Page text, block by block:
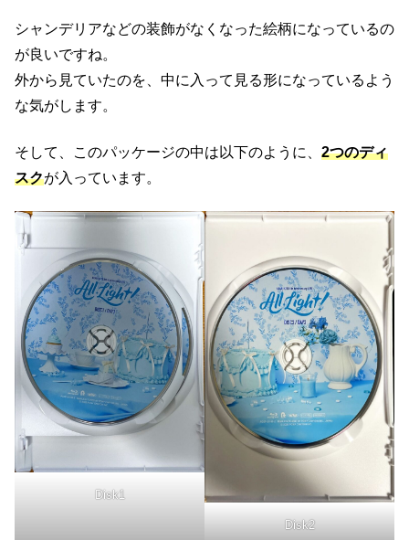
シャンデリアなどの装飾がなくなった絵柄になっているの
が良いですね。
外から見ていたのを、中に入って見る形になっているよう
な気がします。
そして、このパッケージの中は以下のように、 2つのディ
スクが入っています。
Disk1
Disk2